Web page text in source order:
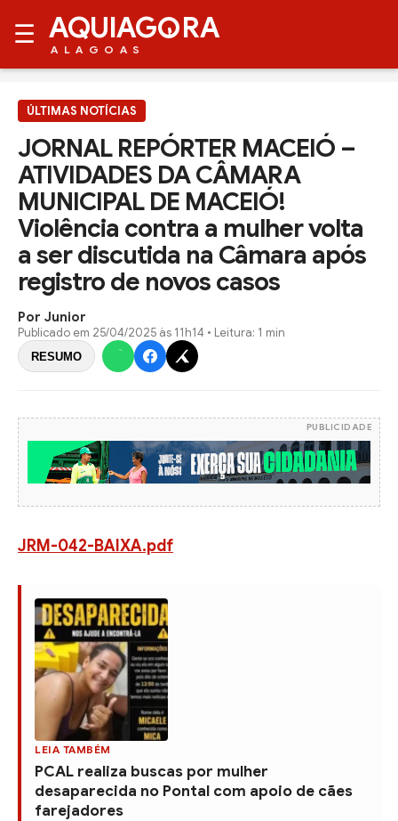
☰ AQUIAG RA
ALAGOAS
ÚLTIMAS NOTÍCIAS
JORNAL REPÓRTER MACEIÓ –
ATIVIDADES DA CÂMARA
MUNICIPAL DE MACEIÓ!
Violência contra a mulher volta
a ser discutida na Câmara após
registro de novos casos
Por Junior
Publicado em 25/04/2025 às 11h14 • Leitura: 1 min
RESUMO
PUBLICIDADE
JRM-042-BAIXA.pdf
LEIA TAMBÉM
PCAL realiza buscas por mulher
desaparecida no Pontal com apoio de cães
farejadores